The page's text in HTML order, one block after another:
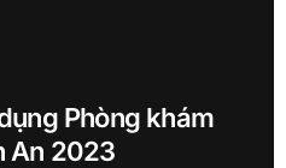
Phòng khám
An 2023